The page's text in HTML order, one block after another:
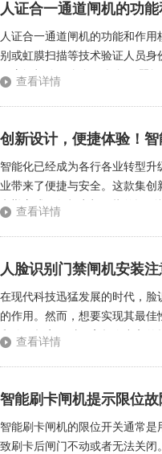
人证合一通道闸机的功能
人证合一通道闸机的功能和作
别或虹膜扫描等技术验证人员身
开启闸机(如三辊闸、摆闸、翼
查看详情
创新设计，便捷体验！
智能化已经成为各行各业转型
业带来了便捷与安全。这款集
考勤方式，如打卡机、指纹识
查看详情
人脸识别门禁闸机安装
在现代科技迅猛发展的时代，
的作用。然而，想要实现其最
和使用频率。对于高频次出入
查看详情
智能刷卡闸机提示限位
智能刷卡闸机的限位开关通常
致刷卡后闸门不动或者无法关